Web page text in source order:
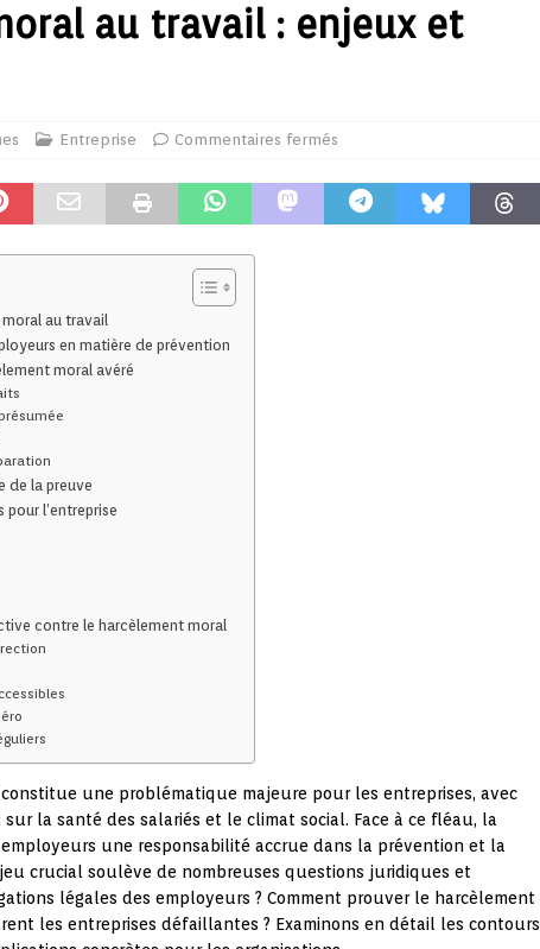
au travail : enjeux et
Entreprise Commentaires fermés
au travail
en matière de prévention
moral avéré
de la preuve
l’entreprise
contre le harcèlement moral
une problématique majeure pour les entreprises, avec
la santé des salariés et le climat social. Face à ce fléau, la
une responsabilité accrue dans la prévention et la
crucial soulève de nombreuses questions juridiques et
légales des employeurs ? Comment prouver le harcèlement
les entreprises défaillantes ? Examinons en détail les contours